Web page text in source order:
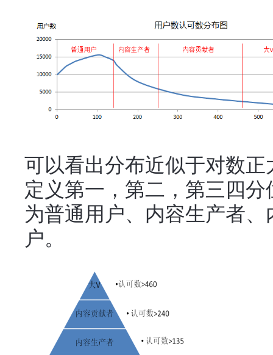
可以看出分布近似于对数
定义第一，第二，第三四
为普通用户、内容生产者
户。